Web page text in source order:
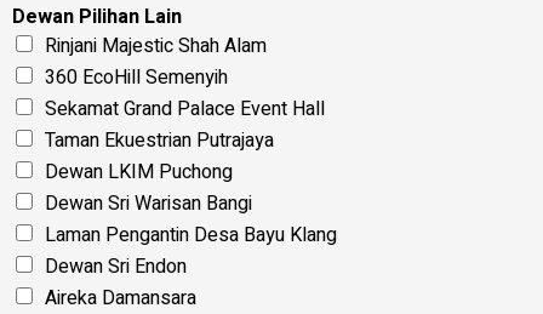
Dewan Pilihan Lain
Rinjani Majestic Shah Alam
360 EcoHill Semenyih
Sekamat Grand Palace Event Hall
Taman Ekuestrian Putrajaya
Dewan LKIM Puchong
Dewan Sri Warisan Bangi
Laman Pengantin Desa Bayu Klang
Dewan Sri Endon
Aireka Damansara